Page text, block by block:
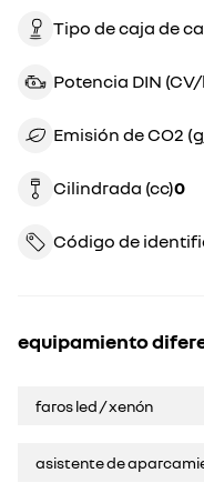
Tipo de caja de
Potencia DIN
Emisión de CO2
Cilindrada (cc)0
Código de
equipamiento
faros led / xenón
asistente de